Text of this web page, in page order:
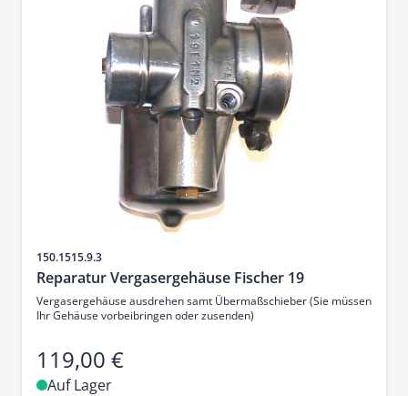
Artikelnr.
150.1515.9.3
Reparatur Vergasergehäuse Fischer 19
Vergasergehäuse ausdrehen samt Übermaßschieber (Sie müssen
Ihr Gehäuse vorbeibringen oder zusenden)
119,00 €
Auf Lager